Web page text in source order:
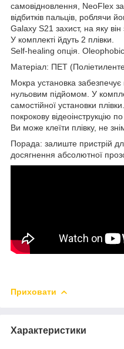
самовідновлення, NeoFlex
відбитків пальців, роблячи
Galaxy S21 захист, на яку
У комплекті йдуть 2 плівки.
Self-healing опція. Oleophobic
Матеріал: ПЕТ
Мокра установка
нульовим підйомом. У
самостійної установки
покрокову відеоінструкцію
Ви може клеїти плівку, не
Порада: залиште пристрій
досягнення абсолютної
Приховати
Характеристики